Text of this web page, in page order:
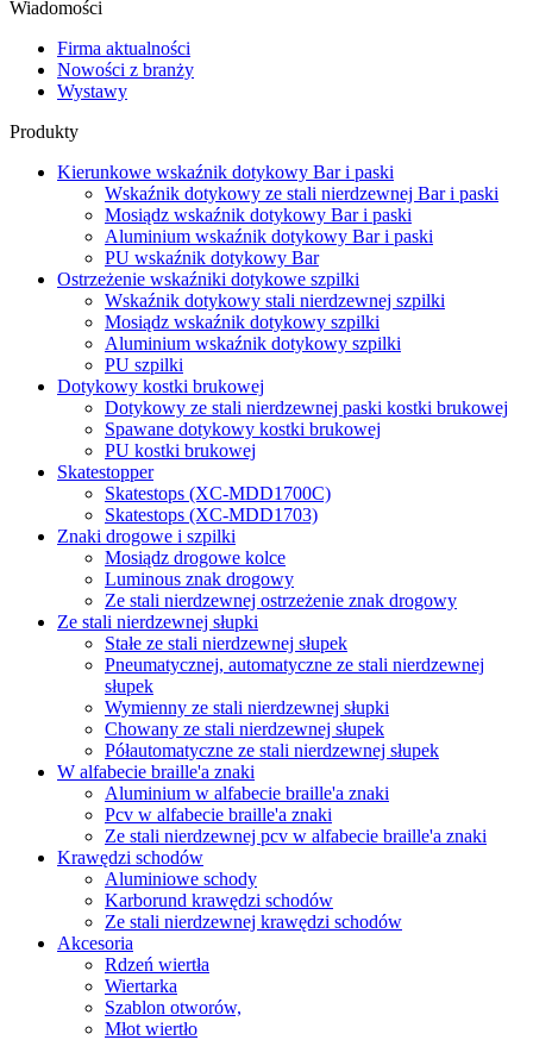
Wiadomości
Firma aktualności
Nowości z branży
Wystawy
Produkty
Kierunkowe wskaźnik dotykowy Bar i paski
Wskaźnik dotykowy ze stali nierdzewnej Bar i paski
Mosiądz wskaźnik dotykowy Bar i paski
Aluminium wskaźnik dotykowy Bar i paski
PU wskaźnik dotykowy Bar
Ostrzeżenie wskaźniki dotykowe szpilki
Wskaźnik dotykowy stali nierdzewnej szpilki
Mosiądz wskaźnik dotykowy szpilki
Aluminium wskaźnik dotykowy szpilki
PU szpilki
Dotykowy kostki brukowej
Dotykowy ze stali nierdzewnej paski kostki brukowej
Spawane dotykowy kostki brukowej
PU kostki brukowej
Skatestopper
Skatestops (XC-MDD1700C)
Skatestops (XC-MDD1703)
Znaki drogowe i szpilki
Mosiądz drogowe kolce
Luminous znak drogowy
Ze stali nierdzewnej ostrzeżenie znak drogowy
Ze stali nierdzewnej słupki
Stałe ze stali nierdzewnej słupek
Pneumatycznej, automatyczne ze stali nierdzewnej
słupek
Wymienny ze stali nierdzewnej słupki
Chowany ze stali nierdzewnej słupek
Półautomatyczne ze stali nierdzewnej słupek
W alfabecie braille'a znaki
Aluminium w alfabecie braille'a znaki
Pcv w alfabecie braille'a znaki
Ze stali nierdzewnej pcv w alfabecie braille'a znaki
Krawędzi schodów
Aluminiowe schody
Karborund krawędzi schodów
Ze stali nierdzewnej krawędzi schodów
Akcesoria
Rdzeń wiertła
Wiertarka
Szablon otworów,
Młot wiertło